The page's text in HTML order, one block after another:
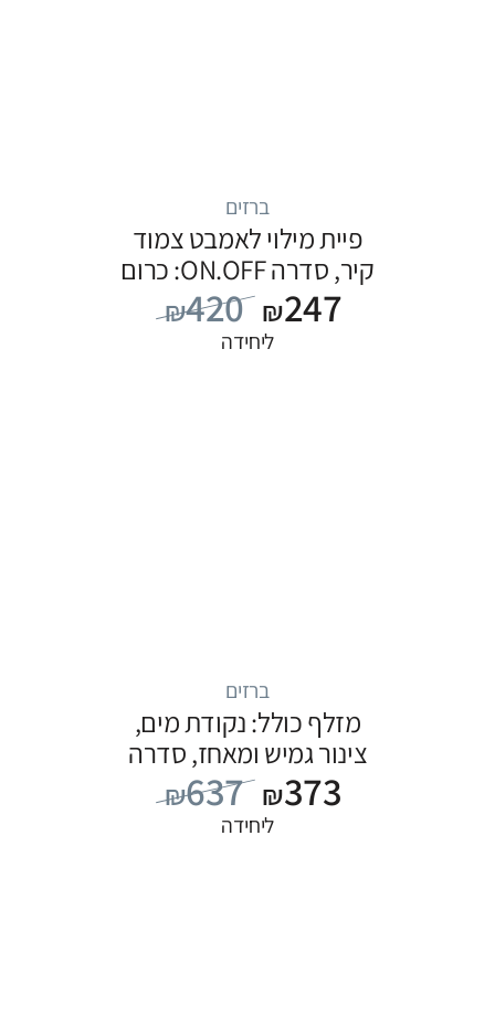
ברזים
פיית מילוי לאמבט צמוד
קיר, סדרה ON.OFF: כרום
₪420 ₪247
ליחידה
ברזים
מזלף כולל: נקודת מים,
צינור גמיש ומאחז, סדרה
FLOW: שחור
₪637 ₪373
ליחידה